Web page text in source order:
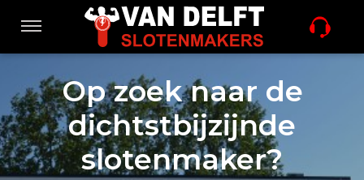
links
naar
de
inhoud
Spring
naar
Home
Diensten
Op zoek naar de
dichtstbijzijnde
slotenmaker?